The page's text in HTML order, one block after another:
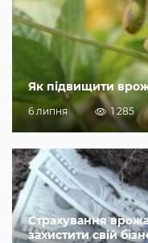
Як підвищити
6 липня 1 285
Страхування
захистити свій